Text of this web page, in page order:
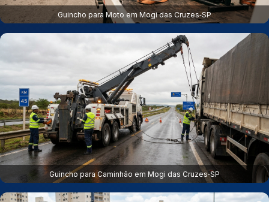
Guincho para Moto em Mogi das Cruzes‑SP
Guincho para Caminhão em Mogi das Cruzes‑SP